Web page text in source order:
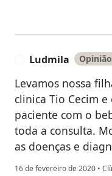
Ludmila
Levamos nossa
clinica Tio Cecim
paciente com o
toda a consulta.
as doenças e
16 de fevereiro de 2020 •